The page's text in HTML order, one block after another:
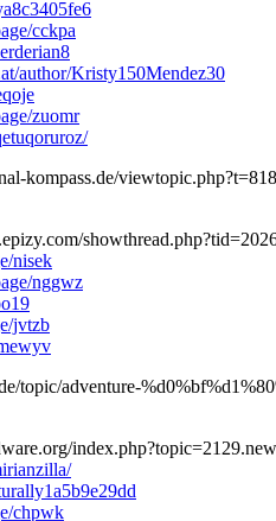
cckpa
author/Kristy150Mendez30
zuomr
kompass.de/
nisek
nggwz
jvtzb
topic/adventure-
chpwk